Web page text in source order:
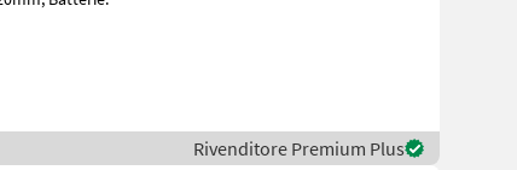
Rivenditore Premium Plus